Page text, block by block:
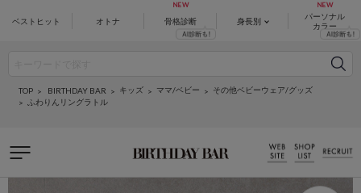
ベストヒット オトナ 骨格診断 身長別
パーソナル
カラー
TOP BIRTHDAY BAR キッズ ママ/ベビー
その他ベビーウェア/グッズ
ふわりんリングラトル